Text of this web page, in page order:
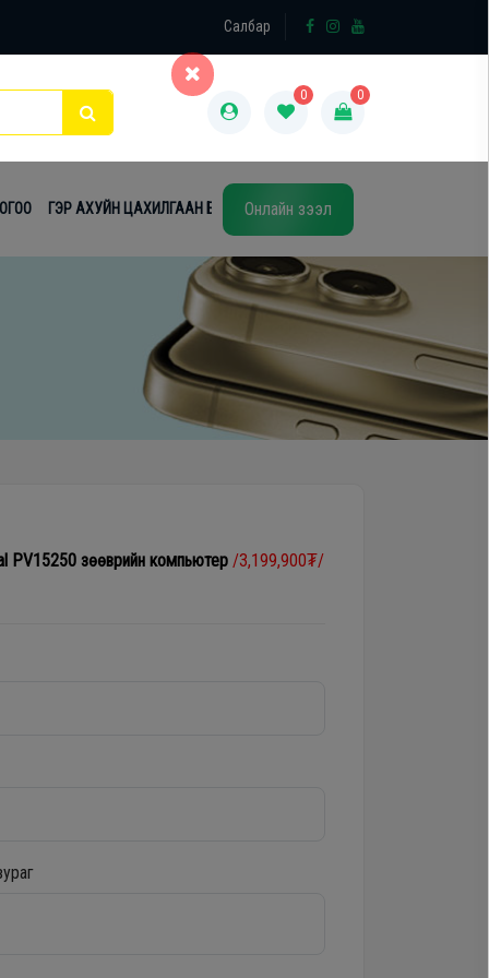
Салбар
0 0
ГЭР АХУЙН ЦАХИЛГААН БАРАА ТАВИЛГА
Онлайн зээл
PV15250 зөөврийн компьютер /3,199,900₮/